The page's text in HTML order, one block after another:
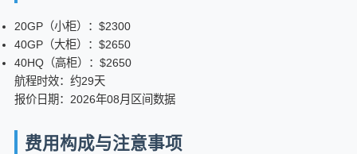
20GP（小柜）：$2300
40GP（大柜）：$2650
40HQ（高柜）：$2650
航程时效：约29天
报价日期：2026年08月区间数据
费用构成与注意事项